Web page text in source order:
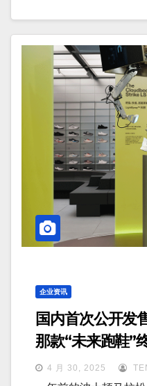
企业资讯
国内首次公开发
那款“未来跑鞋”
4 月 30, 2025